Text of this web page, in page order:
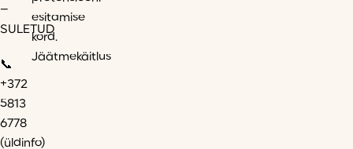
–
SULETUD
📞
+372
5813
6778
(üldinfo)
esitamise
kord.
Jäätmekäitlus